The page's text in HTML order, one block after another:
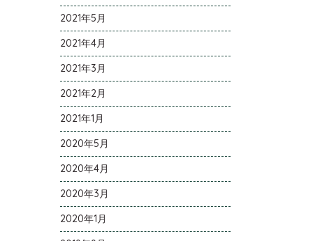
2021年5月
2021年4月
2021年3月
2021年2月
2021年1月
2020年5月
2020年4月
2020年3月
2020年1月